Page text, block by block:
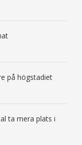
på högstadiet
ta mera plats i